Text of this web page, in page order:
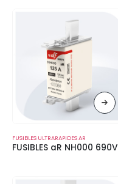
FUSIBLES ULTRARAPIDES AR
FUSIBLES aR NH000 690V